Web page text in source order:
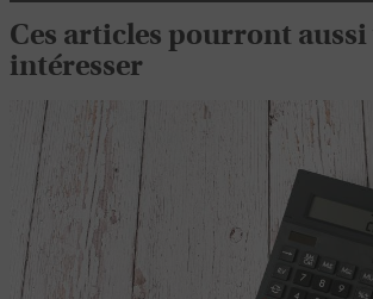
Ces articles pourront aussi
intéresser